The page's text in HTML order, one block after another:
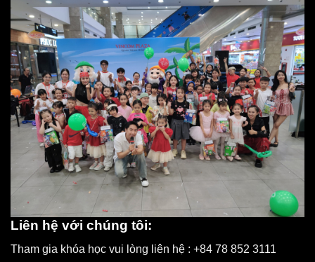
Liên hệ với chúng tôi:
Tham gia khóa học vui lòng liên hệ : +84 78 852 3111